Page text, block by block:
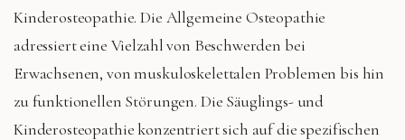
Kinderosteopathie. Die Allgemeine Osteopathie
adressiert eine Vielzahl von Beschwerden bei
Erwachsenen, von muskuloskelettalen Problemen bis hin
zu funktionellen Störungen. Die Säuglings- und
Kinderosteopathie konzentriert sich auf die spezifischen